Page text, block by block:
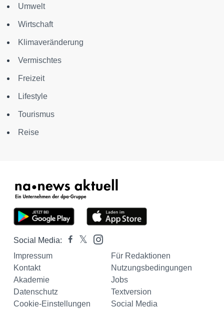
Umwelt
Wirtschaft
Klimaveränderung
Vermischtes
Freizeit
Lifestyle
Tourismus
Reise
Social Media:
Impressum
Für Redaktionen
Kontakt
Nutzungsbedingungen
Akademie
Jobs
Datenschutz
Textversion
Cookie-Einstellungen
Social Media